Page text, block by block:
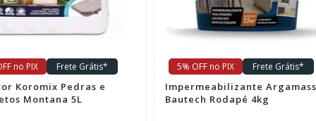
no PIX Frete Grátis*
Argamassa
Bautech Rodapé 4kg
5% OFF no PIX Frete Grátis*
Manta Líquida Bautech 4kg